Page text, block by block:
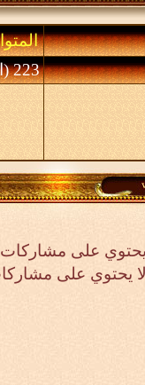
223 (الأعضاء 0 والزوار 223)
على مشاركات
يحتوي على